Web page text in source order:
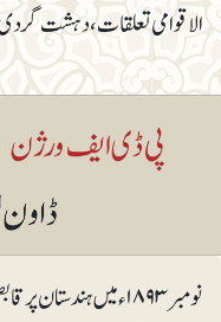
الاقوامی تعلقات، دہشت
نومبر ۱۸۹۳ء میں